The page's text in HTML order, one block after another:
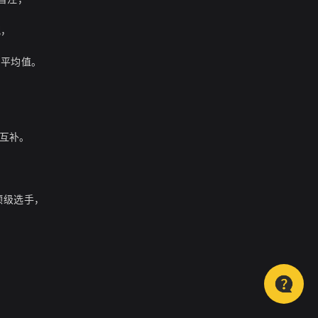
均值。
补。
选手，